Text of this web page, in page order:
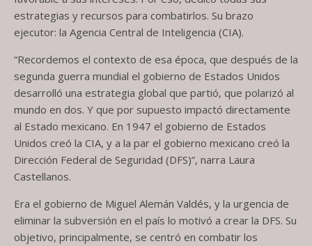
estrategias y recursos para combatirlos. Su brazo
ejecutor: la Agencia Central de Inteligencia (CIA).
“Recordemos el contexto de esa época, que después de la
segunda guerra mundial el gobierno de Estados Unidos
desarrolló una estrategia global que partió, que polarizó al
mundo en dos. Y que por supuesto impactó directamente
al Estado mexicano. En 1947 el gobierno de Estados
Unidos creó la CIA, y a la par el gobierno mexicano creó la
Dirección Federal de Seguridad (DFS)”, narra Laura
Castellanos.
Era el gobierno de Miguel Alemán Valdés, y la urgencia de
eliminar la subversión en el país lo motivó a crear la DFS. Su
objetivo, principalmente, se centró en combatir los